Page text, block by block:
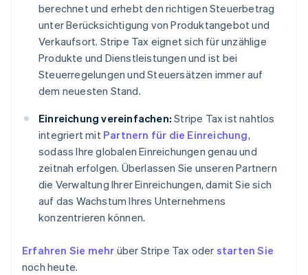
berechnet und erhebt den richtigen Steuerbetrag
unter Berücksichtigung von Produktangebot und
Verkaufsort. Stripe Tax eignet sich für unzählige
Produkte und Dienstleistungen und ist bei
Steuerregelungen und Steuersätzen immer auf
dem neuesten Stand.
Einreichung vereinfachen: Stripe Tax ist nahtlos
integriert mit Partnern für die Einreichung,
sodass Ihre globalen Einreichungen genau und
zeitnah erfolgen. Überlassen Sie unseren Partnern
die Verwaltung Ihrer Einreichungen, damit Sie sich
auf das Wachstum Ihres Unternehmens
konzentrieren können.
Erfahren Sie mehr über Stripe Tax oder starten Sie
noch heute.